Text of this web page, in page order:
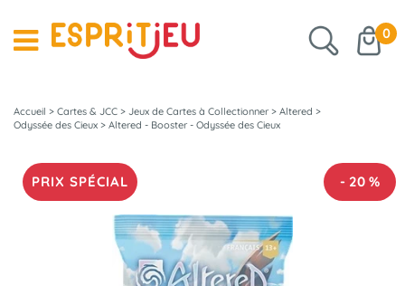
0
Accueil > Cartes & JCC > Jeux de Cartes à Collectionner > Altered >
Odyssée des Cieux > Altered - Booster - Odyssée des Cieux
PRIX SPÉCIAL - 20 %